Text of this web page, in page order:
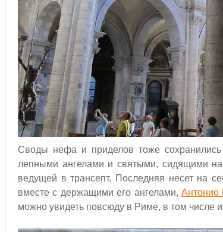
Своды нефа и приделов тоже
лепными ангелами и святыми, сидящими на
ведущей в трансепт. Последняя несет на
вместе с держащими его ангелами, Антонио
можно увидеть повсюду в Риме, в том числе и